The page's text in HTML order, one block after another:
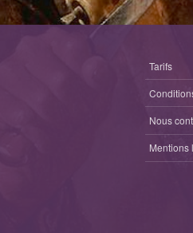
Tarifs
Nous
Mentions